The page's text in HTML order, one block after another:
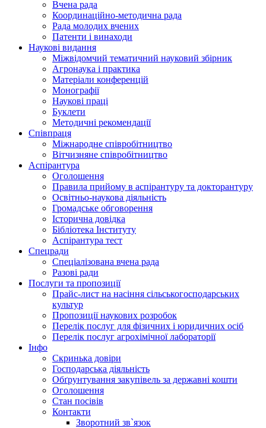
Вчена рада
Координаційно-методична рада
Рада молодих вчених
Патенти і винаходи
Наукові видання
Міжвідомчий тематичний науковий збірник
Агронаука і практика
Матеріали конференцій
Монографії
Наукові праці
Буклети
Методичні рекомендації
Співпраця
Міжнародне співробітництво
Вітчизняне співробітництво
Аспірантура
Оголошення
Правила прийому в аспірантуру та докторантуру
Освітньо-наукова діяльність
Громадське обговорення
Історична довідка
Бібліотека Інституту
Аспірантура тест
Спецради
Спеціалізована вчена рада
Разові ради
Послуги та пропозиції
Прайс-лист на насіння сільськогосподарських
культур
Пропозиції наукових розробок
Перелік послуг для фізичних і юридичних осіб
Перелік послуг агрохімічної лабораторії
Інфо
Скринька довіри
Господарська діяльність
Обґрунтування закупівель за державні кошти
Оголошення
Стан посівів
Контакти
Зворотний зв`язок